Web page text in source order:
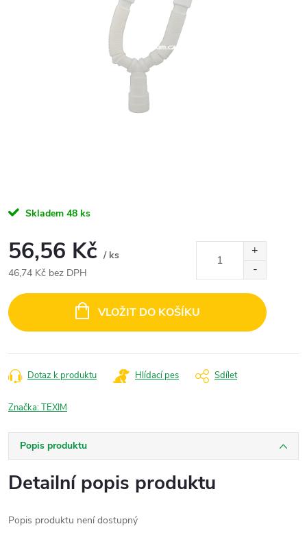
Skladem 48 ks
56,56 Kč / ks
46,74 Kč bez DPH
cena:
VLOŽIT DO KOŠÍKU
Dotaz k produktu Hlídací pes Sdílet
Značka:TEXIM
Popis produktu
Detailní popis produktu
Popis produktu není dostupný